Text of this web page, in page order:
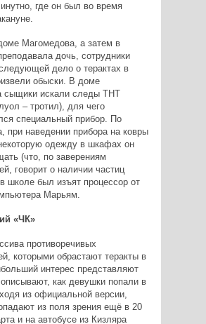
где он был во время
Магомедова, а затем в
дочь, сотрудники
дело о терактах в
обыски. В доме
сыщики искали следы ТНТ
– тротил), для чего
специальный прибор. По
при наведении прибора на ковры
одежду в шкафах он
(что, по заверениям
говорит о наличии частиц
школе был изъят процессор от
Марьям.
«ЧК»
противоречивых
которыми обрастают теракты в
интерес представляют
как девушки попали в
из официальной версии,
из поля зрения ещё в 20
и на автобусе из Кизляра